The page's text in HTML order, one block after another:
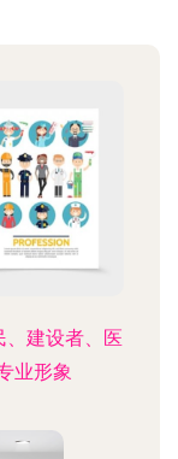
、建设者、医
业形象